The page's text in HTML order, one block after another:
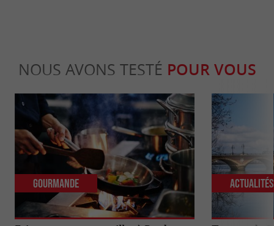
NOUS AVONS TESTÉ POUR VOUS
Gourmande Actualités